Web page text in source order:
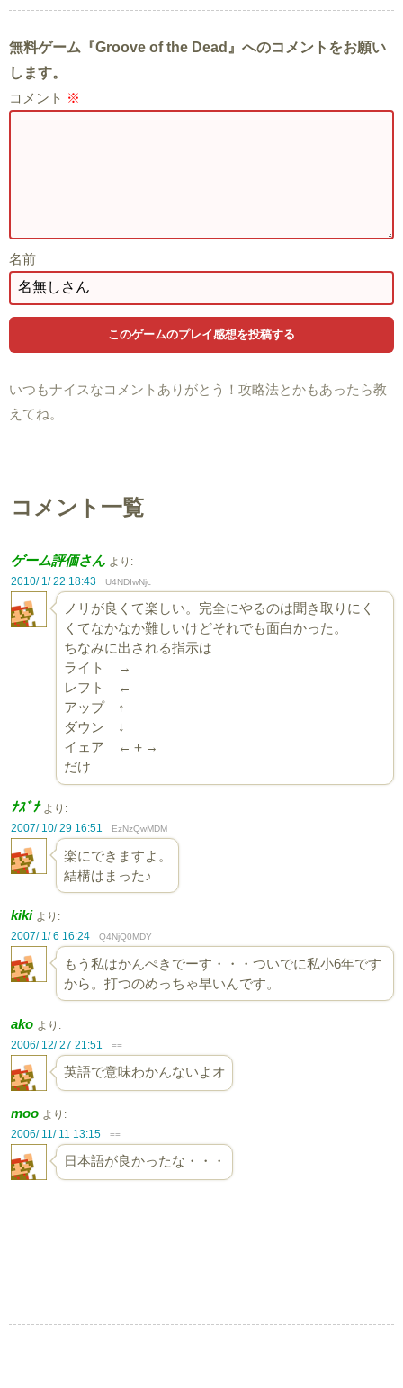
無料ゲーム『Groove of the Dead』へのコメントをお願い
します。
コメント ※
名前
いつもナイスなコメントありがとう！攻略法とかもあったら教
えてね。
コメント一覧
ゲーム評価さん より:
2010/ 1/ 22 18:43
U4NDIwNjc
ノリが良くて楽しい。完全にやるのは聞き取りにく
くてなかなか難しいけどそれでも面白かった。
ちなみに出される指示は
ライト →
レフト ←
アップ ↑
ダウン ↓
イェア ←＋→
だけ
ﾅｽﾞﾅ より:
2007/ 10/ 29 16:51
EzNzQwMDM
楽にできますよ。
結構はまった♪
kiki より:
2007/ 1/ 6 16:24
Q4NjQ0MDY
もう私はかんぺきでーす・・・ついでに私小6年です
から。打つのめっちゃ早いんです。
ako より:
2006/ 12/ 27 21:51
==
英語で意味わかんないよオ
moo より:
2006/ 11/ 11 13:15
==
日本語が良かったな・・・